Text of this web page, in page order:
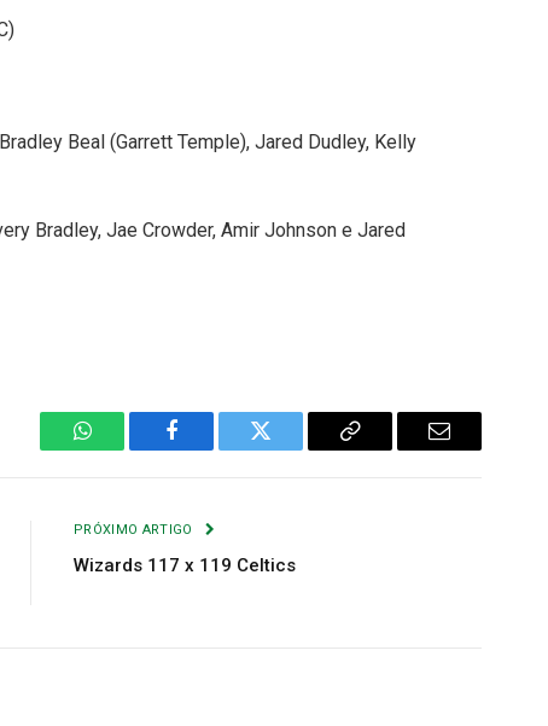
Beal (Garrett Temple), Jared Dudley, Kelly
Bradley, Jae Crowder, Amir Johnson e Jared
WhatsAppFacebook Twitter
Copiar
E-
PRÓXIMO ARTIGO
Wizards 117 x 119 Celtics